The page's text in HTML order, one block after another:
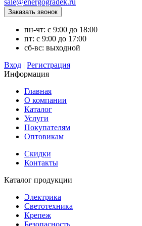
пн-чт: с 9:00 до 18:00
пт: с 9:00 до 17:00
сб-вс: выходной
Вход | Регистрация
Информация
Главная
О компании
Каталог
Услуги
Покупателям
Оптовикам
Скидки
Контакты
Каталог продукции
Электрика
Светотехника
Крепеж
Безопасность